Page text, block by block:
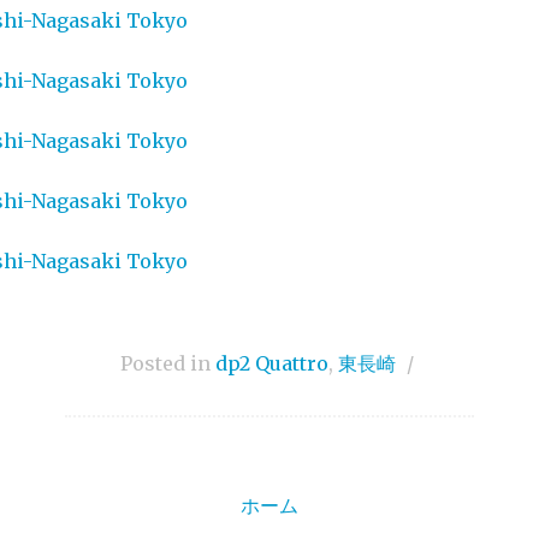
Posted in dp2 Quattro, 東長崎 /
ホーム